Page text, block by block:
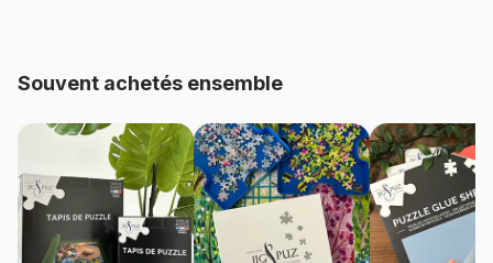
Référence Grafika-F-33396
EAN 3663384333965
Nombre de pièces 1500 pièces
Souvent achetés ensemble